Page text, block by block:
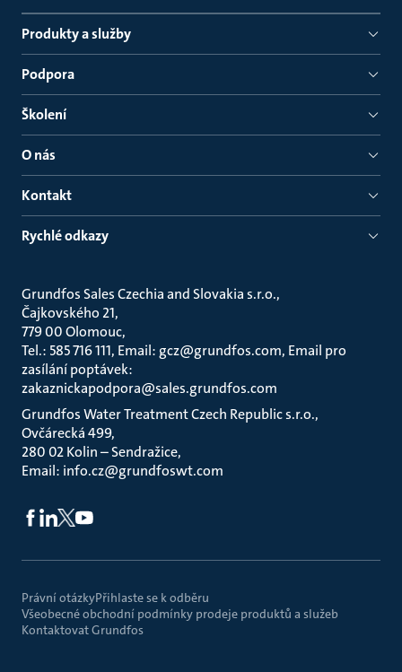
Produkty a služby
Podpora
Školení
O nás
Kontakt
Rychlé odkazy
Grundfos Sales Czechia and Slovakia s.r.o.
Čajkovského 21
779 00 Olomouc
Tel.: 585 716 111, Email: gcz@grundfos.com, Email pro
zasílání poptávek:
zakaznickapodpora@sales.grundfos.com
Grundfos Water Treatment Czech Republic s.r.o.
Ovčárecká 499
280 02 Kolin – Sendražice
Email: info.cz@grundfoswt.com
Právní otázkyPřihlaste se k odběru
Všeobecné obchodní podmínky prodeje produktů a služeb
Kontaktovat Grundfos